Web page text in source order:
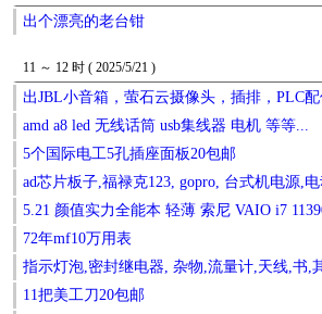
出个漂亮的老台钳
11 ～ 12 时 ( 2025/5/21 )
出JBL小音箱，萤石云摄像头，插排，PLC
amd a8 led 无线话筒 usb集线器 电机 等等...
5个国际电工5孔插座面板20包邮
ad芯片板子,福禄克123, gopro, 台式机电源,
5.21 颜值实力全能本 轻薄 索尼 VAIO i7
72年mf10万用表
指示灯泡,密封继电器, 杂物,流量计,天线,书,
11把美工刀20包邮